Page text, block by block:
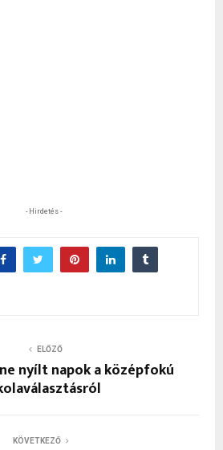
- Hirdetés -
ELŐZŐ
nyílt napok a középfokú
KÖVETKEZŐ